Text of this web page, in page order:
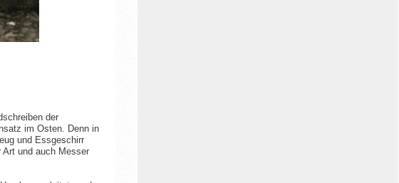
der
im Osten. Denn in
und Essgeschirr
Art und auch Messer